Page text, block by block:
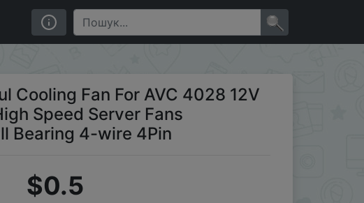
Dual Ball Bearing 4-wire 4Pin
Cooling Fan For AVC 4028 12V
Speed Server Fans
Bearing 4-wire 4Pin
$0.5